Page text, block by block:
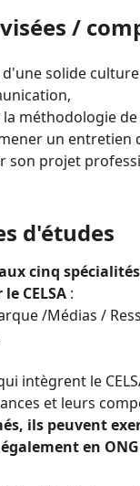
soutenu à
annales des
à différents
épreuves.
/
solide
méthodologie
un entretien
son projet
d'études
aux cinq
CELSA :
/Médias /
intègrent le
et leurs
ils peuvent
en